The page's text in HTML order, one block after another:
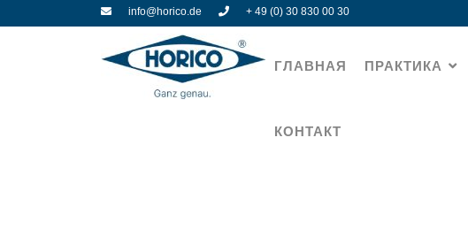
info@horico.de + 49 (0) 30 830 00 30
ГЛАВНАЯ ПРАКТИКА
КОНТАКТ